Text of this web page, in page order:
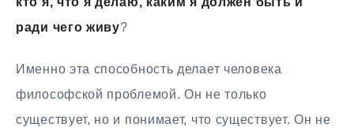
ради чего живу?
Именно эта способность делает человека
философской проблемой. Он не только
существует, но и понимает, что существует. Он не